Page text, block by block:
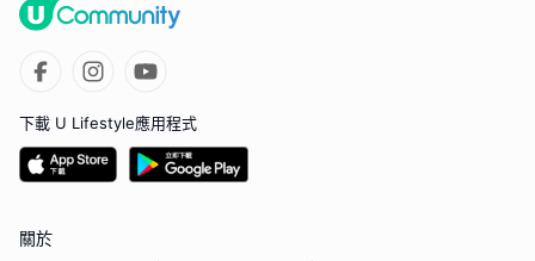
下載 U Lifestyle應用程式
關於